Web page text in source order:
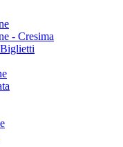
- Cresima